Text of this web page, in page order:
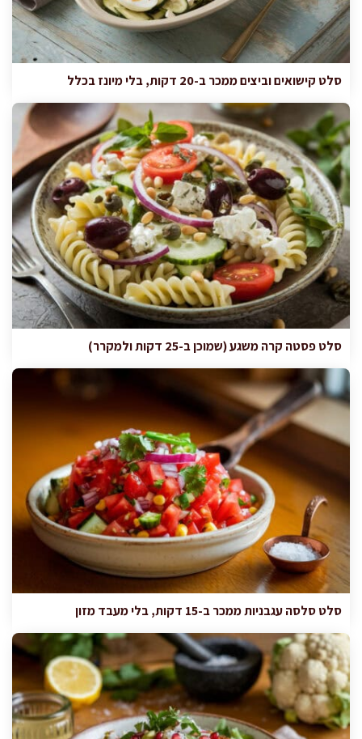
סלט קישואים וביצים ממכר ב-20 דקות, בלי מיונז בכלל
סלט פסטה קרה משגע (שמוכן ב-25 דקות ולמקרר)
סלט סלסה עגבניות ממכר ב-15 דקות, בלי מעבד מזון